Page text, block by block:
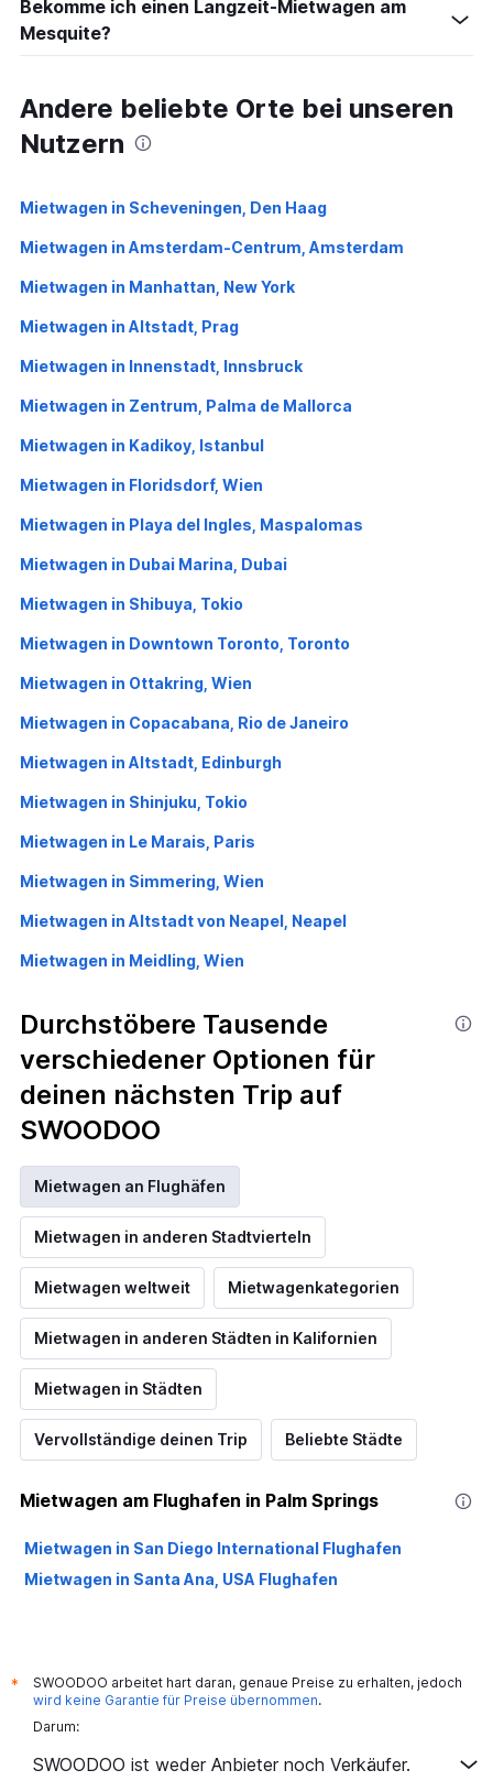
Bekomme ich einen Langzeit-Mietwagen am
Mesquite?
Andere beliebte Orte bei unseren
Nutzern
Mietwagen in Scheveningen, Den Haag
Mietwagen in Amsterdam-Centrum, Amsterdam
Mietwagen in Manhattan, New York
Mietwagen in Altstadt, Prag
Mietwagen in Innenstadt, Innsbruck
Mietwagen in Zentrum, Palma de Mallorca
Mietwagen in Kadikoy, Istanbul
Mietwagen in Floridsdorf, Wien
Mietwagen in Playa del Ingles, Maspalomas
Mietwagen in Dubai Marina, Dubai
Mietwagen in Shibuya, Tokio
Mietwagen in Downtown Toronto, Toronto
Mietwagen in Ottakring, Wien
Mietwagen in Copacabana, Rio de Janeiro
Mietwagen in Altstadt, Edinburgh
Mietwagen in Shinjuku, Tokio
Mietwagen in Le Marais, Paris
Mietwagen in Simmering, Wien
Mietwagen in Altstadt von Neapel, Neapel
Mietwagen in Meidling, Wien
Durchstöbere Tausende
verschiedener Optionen für
deinen nächsten Trip auf
SWOODOO
Mietwagen an Flughäfen
Mietwagen in anderen Stadtvierteln
Mietwagen weltweit Mietwagenkategorien
Mietwagen in anderen Städten in Kalifornien
Mietwagen in Städten
Vervollständige deinen Trip Beliebte Städte
Mietwagen am Flughafen in Palm Springs
Mietwagen in San Diego International Flughafen
Mietwagen in Santa Ana, USA Flughafen
*
SWOODOO arbeitet hart daran, genaue Preise zu erhalten, jedoch
wird keine Garantie für Preise übernommen.
Darum:
SWOODOO ist weder Anbieter noch Verkäufer.